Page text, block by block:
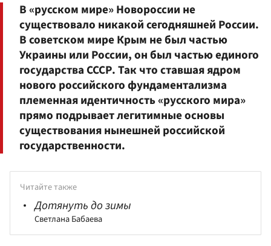
В «русском мире» Новороссии не
существовало никакой сегодняшней России.
В советском мире Крым не был частью
Украины или России, он был частью единого
государства СССР. Так что ставшая ядром
нового российского фундаментализма
племенная идентичность «русского мира»
прямо подрывает легитимные основы
существования нынешней российской
государственности.
Читайте также
Дотянуть до зимы
Светлана Бабаева